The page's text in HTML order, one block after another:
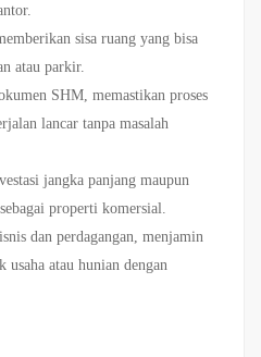
sisa ruang yang bisa
atau parkir.
SHM, memastikan proses
lancar tanpa masalah
jangka panjang maupun
properti komersial.
dan perdagangan, menjamin
atau hunian dengan